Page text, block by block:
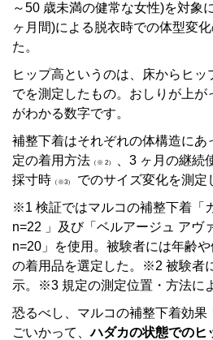
～50 歳未満の健常な女性)を対象
ヶ月間)による脱衣時での体型変
た。
ヒップ高というのは、床からヒッ
でを測定したもの。おしりが上
がわかる数字です。
補整下着はそれぞれの体構造にあ
定の着用方法 （※ 2）
、3 ヶ月の継続
採寸時 （※3）
でのサイズ変化を測定
※1 検証ではマルコの補整下着「
n=22 」及び「ベルアージュ アヴ
n=20」を使用。被験者には年齢
の着用品を選定した。※2 被験者
示。※3 規定の測定位置・方法に
恐るべし、マルコの補整下着効
ごいかって、ハダカの状態でのヒ